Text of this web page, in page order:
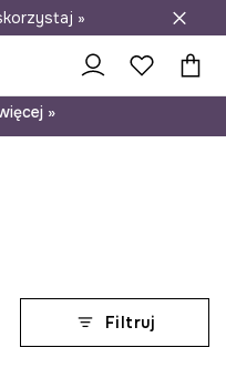
salonów
»
»
Filtruj